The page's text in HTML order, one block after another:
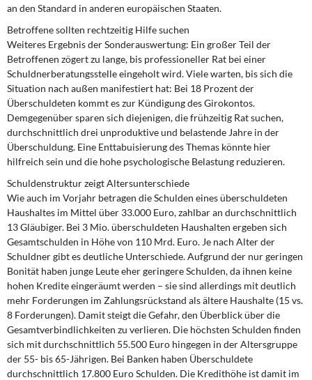
an den Standard in anderen europäischen Staaten.
Betroffene sollten rechtzeitig Hilfe suchen
Weiteres Ergebnis der Sonderauswertung: Ein großer Teil der
Betroffenen zögert zu lange, bis professioneller Rat bei einer
Schuldnerberatungsstelle eingeholt wird. Viele warten, bis sich die
Situation nach außen manifestiert hat: Bei 18 Prozent der
Überschuldeten kommt es zur Kündigung des Girokontos.
Demgegenüber sparen sich diejenigen, die frühzeitig Rat suchen,
durchschnittlich drei unproduktive und belastende Jahre in der
Überschuldung. Eine Enttabuisierung des Themas könnte hier
hilfreich sein und die hohe psychologische Belastung reduzieren.
Schuldenstruktur zeigt Altersunterschiede
Wie auch im Vorjahr betragen die Schulden eines überschuldeten
Haushaltes im Mittel über 33.000 Euro, zahlbar an durchschnittlich
13 Gläubiger. Bei 3 Mio. überschuldeten Haushalten ergeben sich
Gesamtschulden in Höhe von 110 Mrd. Euro. Je nach Alter der
Schuldner gibt es deutliche Unterschiede. Aufgrund der nur geringen
Bonität haben junge Leute eher geringere Schulden, da ihnen keine
hohen Kredite eingeräumt werden – sie sind allerdings mit deutlich
mehr Forderungen im Zahlungsrückstand als ältere Haushalte (15 vs.
8 Forderungen). Damit steigt die Gefahr, den Überblick über die
Gesamtverbindlichkeiten zu verlieren. Die höchsten Schulden finden
sich mit durchschnittlich 55.500 Euro hingegen in der Altersgruppe
der 55- bis 65-Jährigen. Bei Banken haben Überschuldete
durchschnittlich 17.800 Euro Schulden. Die Kredithöhe ist damit im